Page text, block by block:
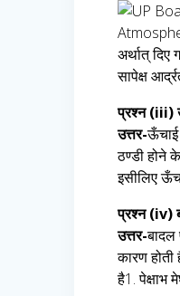
अर्थात्
सापेक्ष
प्रश्न (iii)
उत्तर-ऊँचाई
ठण्डी होने
इसीलिए
प्रश्न (iv)
उत्तर-बादल
कारण होती
है1. पेक्षाभ